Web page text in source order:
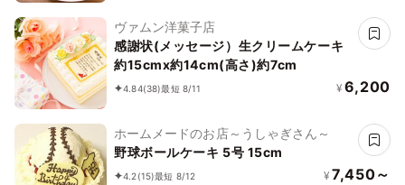
ヴァムン洋菓子店
感謝状(メッセージ）生クリームケーキ
約15cmx約14cm(高さ)約7cm
4.84(38)最短 8/11 ¥ 6,200
ホームメードのお店～うしゃぎさん～
野球ボールケーキ 5号 15cm
4.2(15)最短 8/12 ¥ 7,450～